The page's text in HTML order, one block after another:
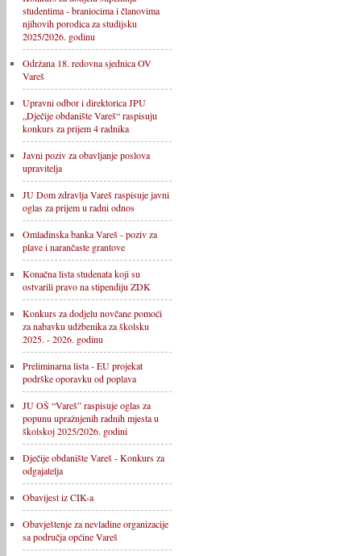
studentima - braniocima i članovima
njihovih porodica za studijsku
2025/2026. godinu
Održana 18. redovna sjednica OV
Vareš
Upravni odbor i direktorica JPU
„Dječije obdanište Vareš“ raspisuju
konkurs za prijem 4 radnika
Javni poziv za obavljanje poslova
upravitelja
JU Dom zdravlja Vareš raspisuje javni
oglas za prijem u radni odnos
Omladinska banka Vareš - poziv za
plave i narančaste grantove
Konačna lista studenata koji su
ostvarili pravo na stipendiju ZDK
Konkurs za dodjelu novčane pomoći
za nabavku udžbenika za školsku
2025. - 2026. godinu
Preliminarna lista - EU projekat
podrške oporavku od poplava
JU OŠ “Vareš” raspisuje oglas za
popunu upražnjenih radnih mjesta u
školskoj 2025/2026. godini
Dječije obdanište Vareš - Konkurs za
odgajatelja
Obavijest iz CIK-a
Obavještenje za nevladine organizacije
sa područja općine Vareš